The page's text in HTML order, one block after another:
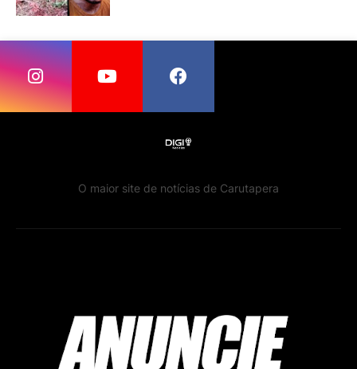
O maior site de notícias de Carutapera